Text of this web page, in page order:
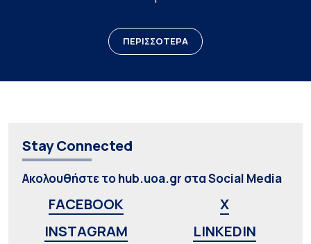
ΠΕΡΙΣΣΟΤΕΡΑ
Stay Connected
Ακολουθήστε το hub.uoa.gr στα Social Media
FACEBOOK
X
INSTAGRAM
LINKEDIN